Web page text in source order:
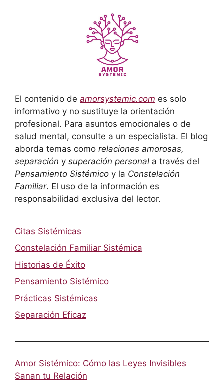
El contenido de amorsystemic.com es solo
informativo y no sustituye la orientación
profesional. Para asuntos emocionales o de
salud mental, consulte a un especialista. El blog
aborda temas como relaciones amorosas,
separación y superación personal a través del
Pensamiento Sistémico y la Constelación
Familiar. El uso de la información es
responsabilidad exclusiva del lector.
Citas Sistémicas
Constelación Familiar Sistémica
Historias de Éxito
Pensamiento Sistémico
Prácticas Sistémicas
Separación Eficaz
Amor Sistémico: Cómo las Leyes Invisibles
Sanan tu Relación